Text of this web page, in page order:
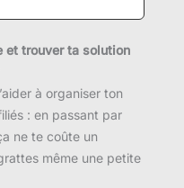
et trouver ta solution
à organiser ton
: en passant par
ne te coûte un
même une petite